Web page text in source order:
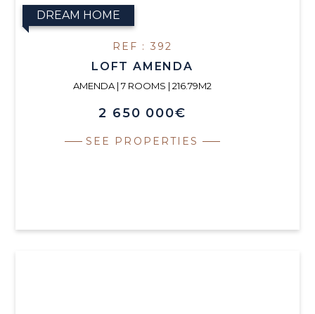
DREAM HOME
REF : 392
LOFT AMENDA
AMENDA | 7 ROOMS | 216.79M2
2 650 000€
SEE PROPERTIES